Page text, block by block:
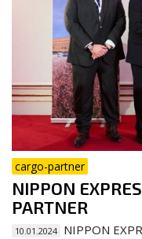
cargo-partner
NIPPON
PARTNER
10.01.2024 NIPPON